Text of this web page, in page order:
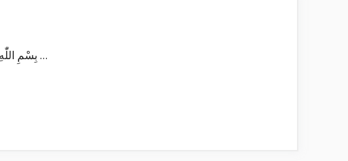
Surat Al Anfal بِسْمِ اللّٰهِ الرَّحْمٰنِ الرَّحِيْمِ يَسْـَٔلُوْنَكَ عَنِ الْاَنْفَالِۗ قُلِ الْاَنْفَالُ لِلّٰهِ وَالرَّسُوْلِۚ فَاتَّقُوا اللّٰهَ وَاَصْلِحُوْا ذَاتَ بَيْنِكُمْ ۖوَاَطِيْعُوا …